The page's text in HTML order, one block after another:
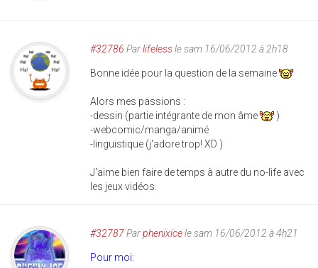
#32786 Parlifelessle sam 16/06/2012 à 2h18
Bonne idée pour la question de la semaine
Alors mes passions :
-dessin (partie intégrante de mon âme
)
-webcomic/manga/animé
-linguistique (j'adore trop! XD )
J'aime bien faire de temps à autre du no-life avec
les jeux vidéos.
#32787Parphenixicele sam 16/06/2012 à 4h21
Pour moi: